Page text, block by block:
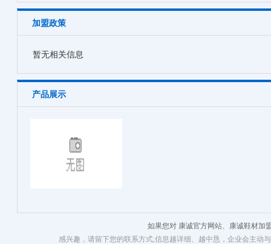
加盟政策
暂无相关信息
产品展示
如果您对 康诚官方网站、康诚鞋材加
感兴趣，请留下您的联系方式,信息越详细、越中恳，企业会主动